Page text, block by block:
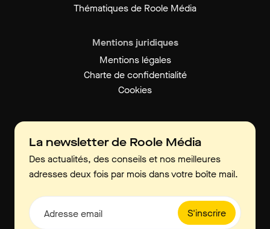
Thématiques de Roole Média
Mentions juridiques
Mentions légales
Charte de confidentialité
Cookies
La newsletter de Roole Média
Des actualités, des conseils et nos meilleures
adresses deux fois par mois dans votre boîte mail.
S'inscrire
Adresse email